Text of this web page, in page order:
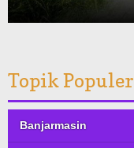
Topik Populer
Banjarmasin